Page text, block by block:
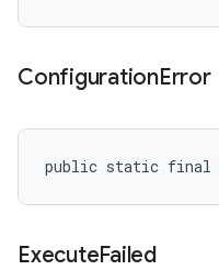
ConfigurationError
public static final
ExecuteFailed